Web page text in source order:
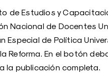
de Estudios y
Nacional de Docentes
Especial de Política
Reforma. En el botón
la publicación completa.